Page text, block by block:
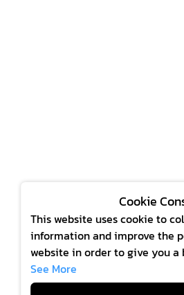
Cookie
This website uses cookie to
information and improve the
website in order to give you
experience and offer products
your wish. By continuing to
See More